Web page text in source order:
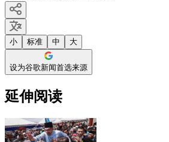
小 标准 中 大
设为谷歌新闻首选来源
延伸阅读